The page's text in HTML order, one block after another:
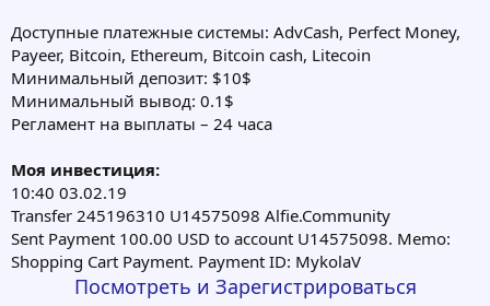
Доступные платежные системы: AdvCash, Perfect Money,
Payeer, Bitcoin, Ethereum, Bitcoin cash, Litecoin
Минимальный депозит: $10$
Минимальный вывод: 0.1$
Регламент на выплаты – 24 часа
Моя инвестиция:
10:40 03.02.19
Transfer 245196310 U14575098 Alfie.Community
Sent Payment 100.00 USD to account U14575098. Memo:
Shopping Cart Payment. Payment ID: MykolaV
Посмотреть и Зарегистрироваться